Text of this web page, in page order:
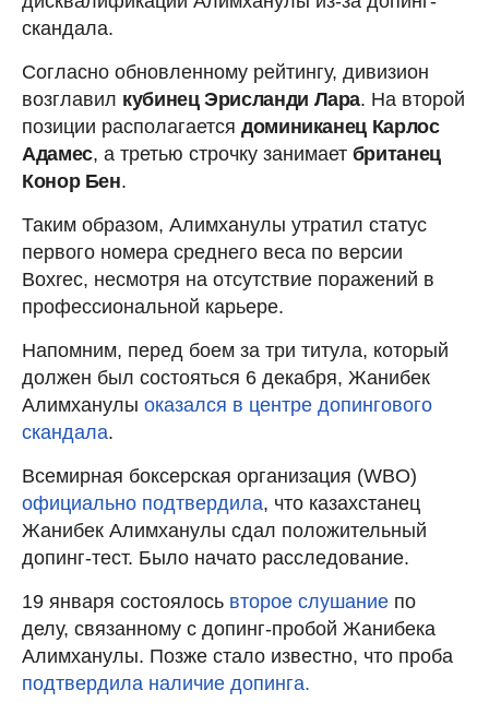
скандала.
Согласно обновленному рейтингу, дивизион
возглавил кубинец Эрисланди Лара. На второй
позиции располагается доминиканец Карлос
Адамес, а третью строчку занимает британец
Конор Бен.
Таким образом, Алимханулы утратил статус
первого номера среднего веса по версии
Boxrec, несмотря на отсутствие поражений в
профессиональной карьере.
Напомним, перед боем за три титула, который
должен был состояться 6 декабря, Жанибек
Алимханулы оказался в центре допингового
скандала.
Всемирная боксерская организация (WBO)
официально подтвердила, что казахстанец
Жанибек Алимханулы сдал положительный
допинг-тест. Было начато расследование.
19 января состоялось второе слушание по
делу, связанному с допинг-пробой Жанибека
Алимханулы. Позже стало известно, что проба
подтвердила наличие допинга.